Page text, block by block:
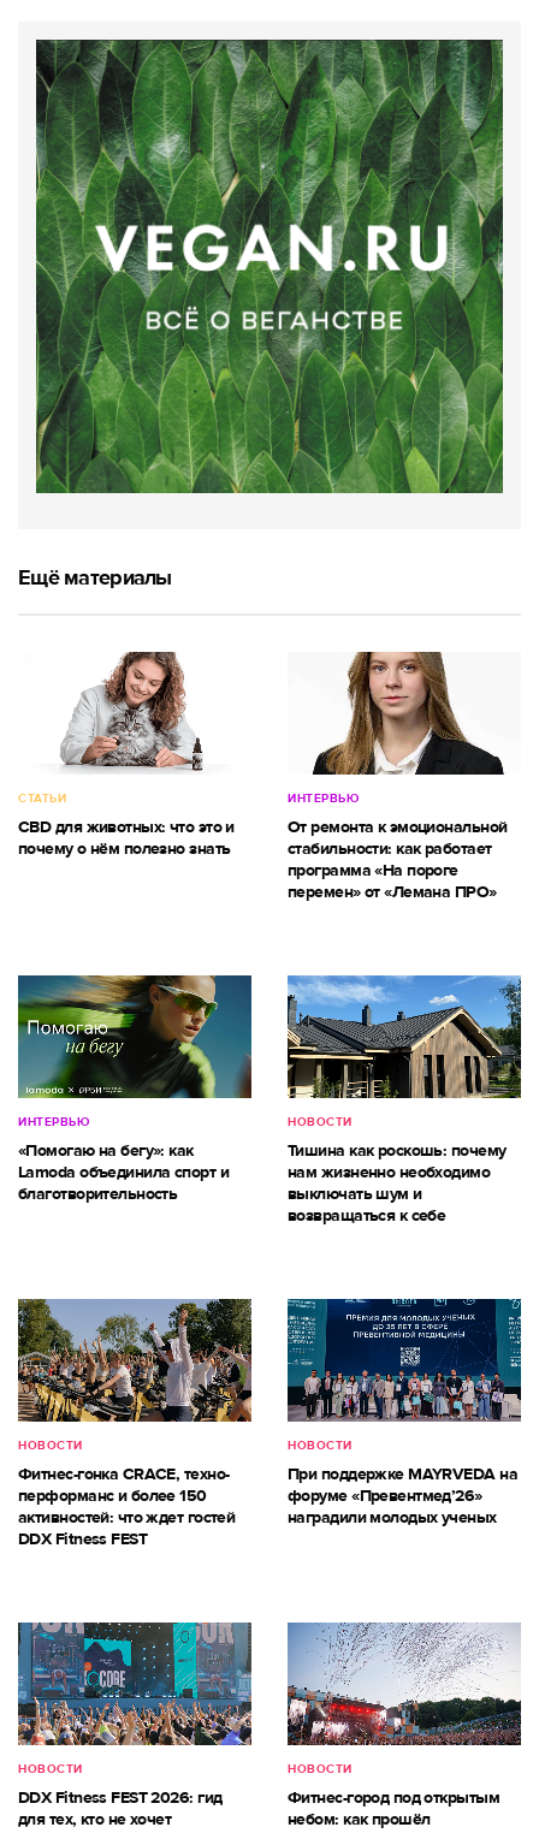
Ещё материалы
СТАТЬИ
CBD для животных: что это и
почему о нём полезно знать
ИНТЕРВЬЮ
От ремонта к эмоциональной
стабильности: как работает
программа «На пороге
перемен» от «Лемана ПРО»
ИНТЕРВЬЮ
«Помогаю на бегу»: как
Lamoda объединила спорт и
благотворительность
НОВОСТИ
Тишина как роскошь: почему
нам жизненно необходимо
выключать шум и
возвращаться к себе
НОВОСТИ
Фитнес-гонка CRACE, техно-
перформанс и более 150
активностей: что ждет гостей
DDX Fitness FEST
НОВОСТИ
При поддержке MAYRVEDA на
форуме «Превентмед’26»
наградили молодых ученых
НОВОСТИ
DDX Fitness FEST 2026: гид
для тех, кто не хочет
НОВОСТИ
Фитнес-город под открытым
небом: как прошёл